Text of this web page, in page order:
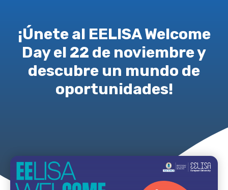
¡Únete al EELISA Welcome
Day el 22 de noviembre y
descubre un mundo de
oportunidades!